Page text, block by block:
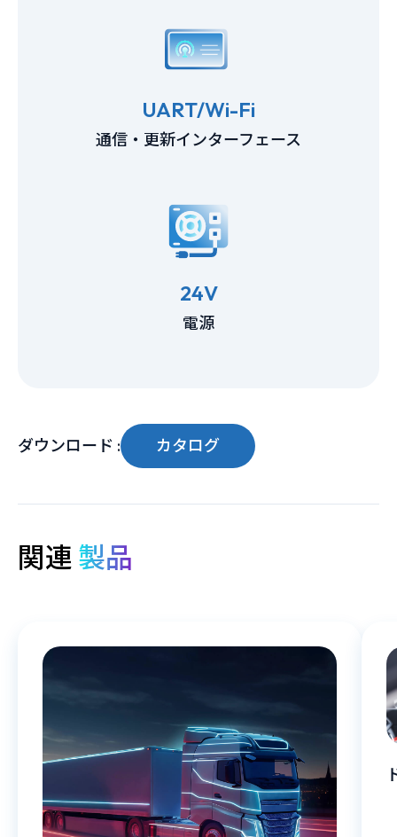
UART/Wi-Fi
通信・更新インターフェース
24V
電源
ダウンロード : カタログ
関連 製品